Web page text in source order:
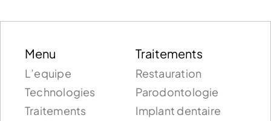
Menu
L’equipe
Technologies
Traitements
Traitements
Restauration
Parodontologie
Implant dentaire